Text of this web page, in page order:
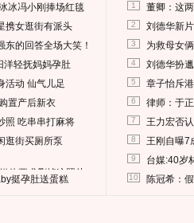
冰冯小刚捧场红毯
携女逛街有派头
的回答全场大笑！
洋轻抚妈妈孕肚
活动 仙气儿足
置产后新衣
照 吃串串打麻将
逛街买厕所泵
体要求删掉这照片
挺孕肚送蛋糕
1 董卿：这
2 刘德华新
3 为救母女
4 刘德华扮
5 章子怡斥
6 律师：于
7 王力宏否
8 王刚自曝7
9 台媒:40岁
10 陈冠希：